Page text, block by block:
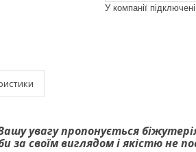
У компанії
увагу пропонується
за своїм виглядом і якістю